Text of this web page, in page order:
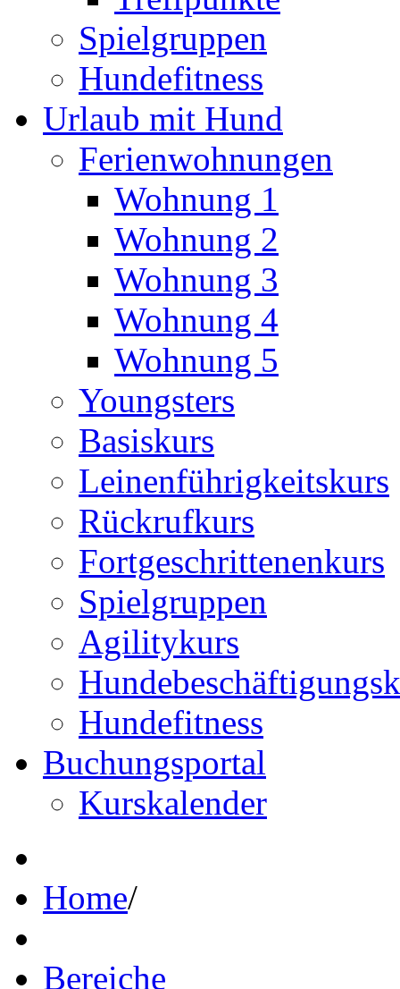
Spielgruppen
Hundefitness
Urlaub mit Hund
Ferienwohnungen
Wohnung 1
Wohnung 2
Wohnung 3
Wohnung 4
Wohnung 5
Youngsters
Basiskurs
Leinenführigkeitskurs
Rückrufkurs
Fortgeschrittenenkurs
Spielgruppen
Agilitykurs
Hundefitness
Buchungsportal
Kurskalender
Home/
Bereiche